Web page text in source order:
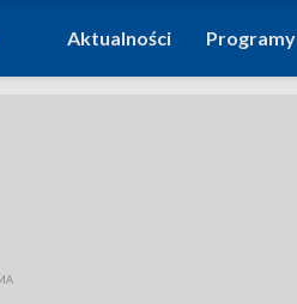
DO
Aktualności Programy